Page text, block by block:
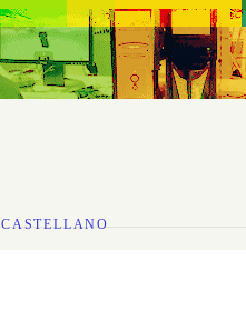
CASTELLANO